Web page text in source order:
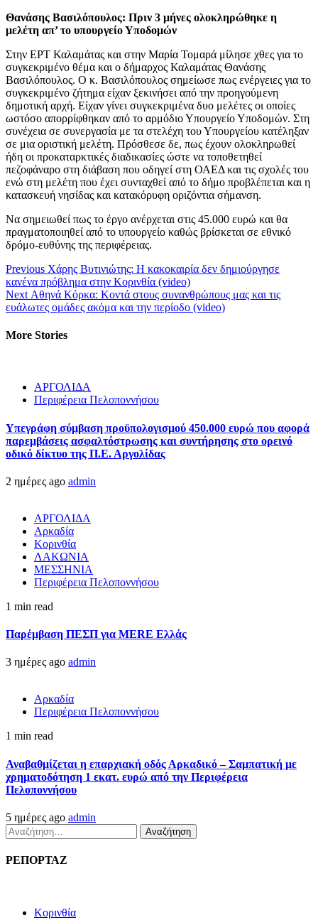
Θανάσης Βασιλόπουλος: Πριν 3 μήνες ολοκληρώθηκε η
μελέτη απ’ το υπουργείο Υποδομών
Στην ΕΡΤ Καλαμάτας και στην Μαρία Τομαρά μίλησε χθες για το
συγκεκριμένο θέμα και ο δήμαρχος Καλαμάτας Θανάσης
Βασιλόπουλος. Ο κ. Βασιλόπουλος σημείωσε πως ενέργειες για το
συγκεκριμένο ζήτημα είχαν ξεκινήσει από την προηγούμενη
δημοτική αρχή. Είχαν γίνει συγκεκριμένα δυο μελέτες οι οποίες
ωστόσο απορρίφθηκαν από το αρμόδιο Υπουργείο Υποδομών. Στη
συνέχεια σε συνεργασία με τα στελέχη του Υπουργείου κατέληξαν
σε μια οριστική μελέτη. Πρόσθεσε δε, πως έχουν ολοκληρωθεί
ήδη οι προκαταρκτικές διαδικασίες ώστε να τοποθετηθεί
πεζοφάναρο στη διάβαση που οδηγεί στη ΟΑΕΔ και τις σχολές του
ενώ στη μελέτη που έχει συνταχθεί από το δήμο προβλέπεται και η
κατασκευή νησίδας και κατακόρυφη οριζόντια σήμανση.
Να σημειωθεί πως το έργο ανέρχεται στις 45.000 ευρώ και θα
πραγματοποιηθεί από το υπουργείο καθώς βρίσκεται σε εθνικό
δρόμο-ευθύνης της περιφέρειας.
Continue
Reading
Previous Χάρης Βυτινιώτης: Η κακοκαιρία δεν δημιούργησε
κανένα πρόβλημα στην Κορινθία (video)
Next Αθηνά Κόρκα: Κοντά στους συνανθρώπους μας και τις
ευάλωτες ομάδες ακόμα και την περίοδο (video)
More Stories
ΑΡΓΟΛΙΔΑ
Περιφέρεια Πελοποννήσου
Υπεγράφη σύμβαση προϋπολογισμού 450.000 ευρώ που αφορά
παρεμβάσεις ασφαλτόστρωσης και συντήρησης στο ορεινό
οδικό δίκτυο της Π.Ε. Αργολίδας
2 ημέρες ago admin
ΑΡΓΟΛΙΔΑ
Αρκαδία
Κορινθία
ΛΑΚΩΝΙΑ
ΜΕΣΣΗΝΙΑ
Περιφέρεια Πελοποννήσου
1 min read
Παρέμβαση ΠΕΣΠ για MERE Ελλάς
3 ημέρες ago admin
Αρκαδία
Περιφέρεια Πελοποννήσου
1 min read
Αναβαθμίζεται η επαρχιακή οδός Αρκαδικό – Σαμπατική με
χρηματοδότηση 1 εκατ. ευρώ από την Περιφέρεια
Πελοποννήσου
5 ημέρες ago admin
Αναζήτηση
για:
ΡΕΠΟΡΤΑΖ
Κορινθία